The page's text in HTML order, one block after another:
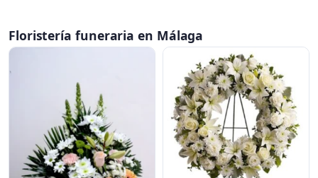
Floristería funeraria en Málaga